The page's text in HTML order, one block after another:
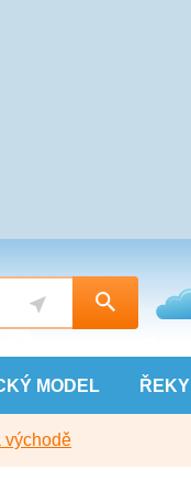
MODEL ŘEKY
východě